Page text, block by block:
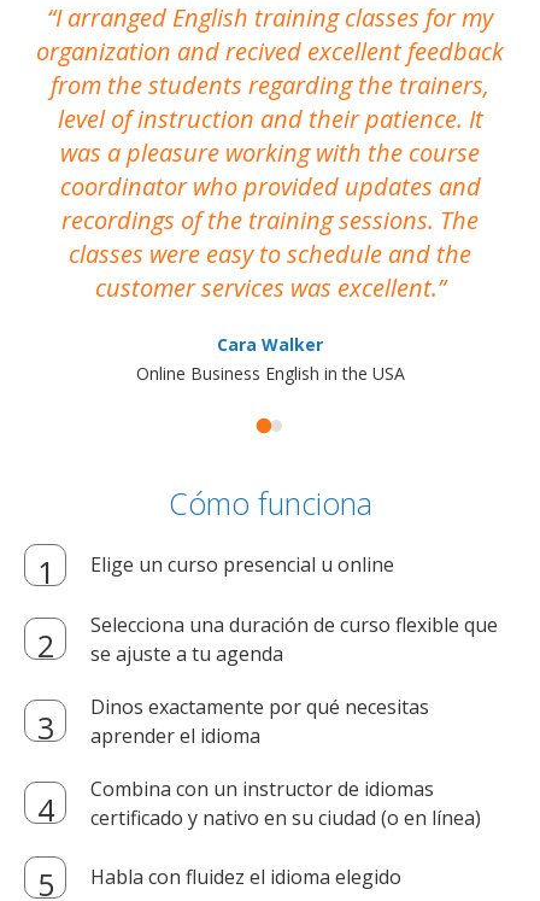
I arranged English training classes for my
organization and recived excellent feedback
from the students regarding the trainers,
level of instruction and their patience. It
was a pleasure working with the course
coordinator who provided updates and
recordings of the training sessions. The
classes were easy to schedule and the
customer services was excellent.
Cara Walker
Online Business English in the USA
Cómo funciona
Elige un curso presencial u online
Selecciona una duración de curso flexible que
se ajuste a tu agenda
Dinos exactamente por qué necesitas
aprender el idioma
Combina con un instructor de idiomas
certificado y nativo en su ciudad (o en línea)
Habla con fluidez el idioma elegido